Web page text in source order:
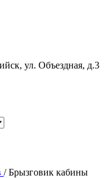
ул. Объездная, д.3
/Брызговик кабины